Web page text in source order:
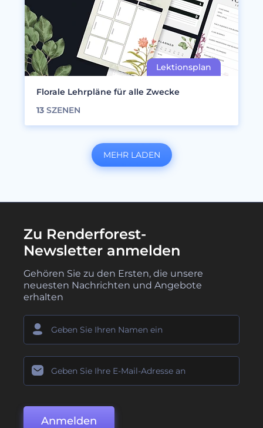
Florale Lehrpläne für alle Zwecke
13 SZENEN
MEHR LADEN
Zu Renderforest-
Newsletter anmelden
Gehören Sie zu den Ersten, die unsere
neuesten Nachrichten und Angebote
erhalten
Anmelden